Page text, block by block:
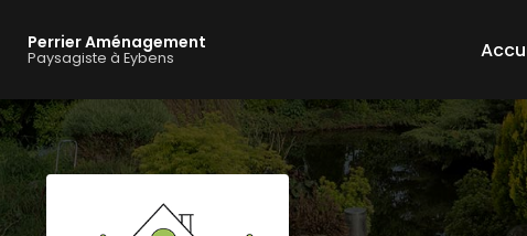
contenu
Perrier Aménagement
Paysagiste à Eybens